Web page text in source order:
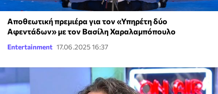
Αποθεωτική πρεμιέρα για τον «Υπηρέτη δύο
Αφεντάδων» με τον Βασίλη Χαραλαμπόπουλο
Entertainment 17.06.2025 16:37